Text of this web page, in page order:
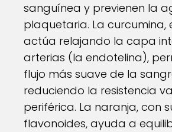
sanguínea y previenen la
plaquetaria. La curcumina,
actúa relajando la capa
arterias (la endotelina),
flujo más suave de la
reduciendo la resistencia
periférica. La naranja, con
flavonoides, ayuda a